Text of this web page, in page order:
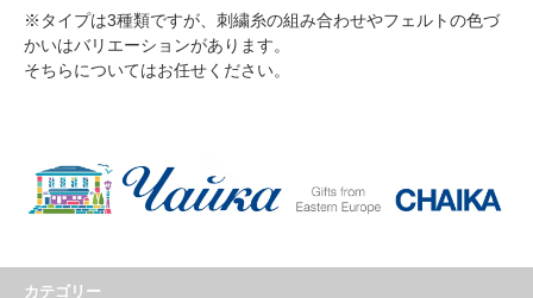
※タイプは3種類ですが、刺繍糸の組み合わせやフェルトの色づ
かいはバリエーションがあります。
そちらについてはお任せください。
カテゴリー